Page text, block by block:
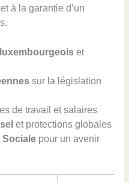
à la garantie d’un
et
sur la législation
de travail et salaires
et protections globales
Socialepour un avenir